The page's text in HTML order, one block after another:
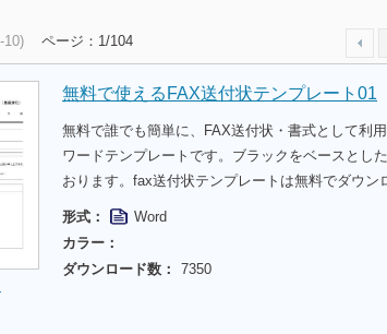
10) ページ：1/104
無料で使えるFAX送付状テンプレート01
無料で誰でも簡単に、FAX送付状・書式として利
ワードテンプレートです。ブラックをベースとし
おります。fax送付状テンプレートは無料でダウン
形式：
Word
カラー：
ダウンロード数：
7350